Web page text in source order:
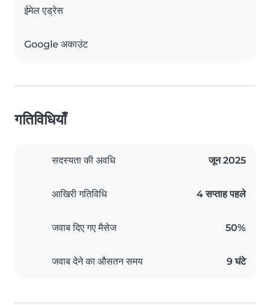
ईमेल एड्रेस
Google अकाउंट
गतिविधियाँ
सदस्यता की अवधि जून 2025
आखिरी गतिविधि 4 सप्ताह पहले
जवाब दिए गए मैसेज 50%
जवाब देने का औसतन समय 9 घंटे